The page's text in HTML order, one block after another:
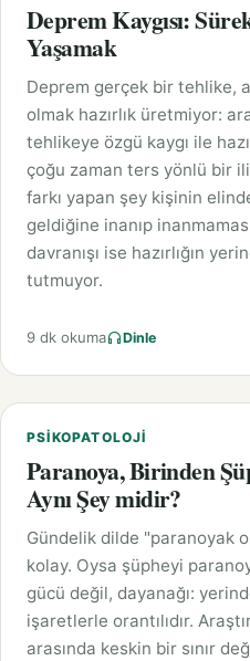
Deprem Kaygısı:
Yaşamak
Deprem gerçek bir tehlike,
olmak hazırlık üretmiyor:
tehlikeye özgü kaygı ile
çoğu zaman ters yönlü bir
farkı yapan şey kişinin
geldiğine inanıp
davranışı ise hazırlığın
tutmuyor.
9 dk okuma Dinle
PSIKOPATOLOJI
Paranoya, Birinden
Aynı Şey midir?
Gündelik dilde "paranoyak
kolay. Oysa şüpheyi
gücü değil, dayanağı:
işaretlerle orantılıdır.
arasında keskin bir sınır